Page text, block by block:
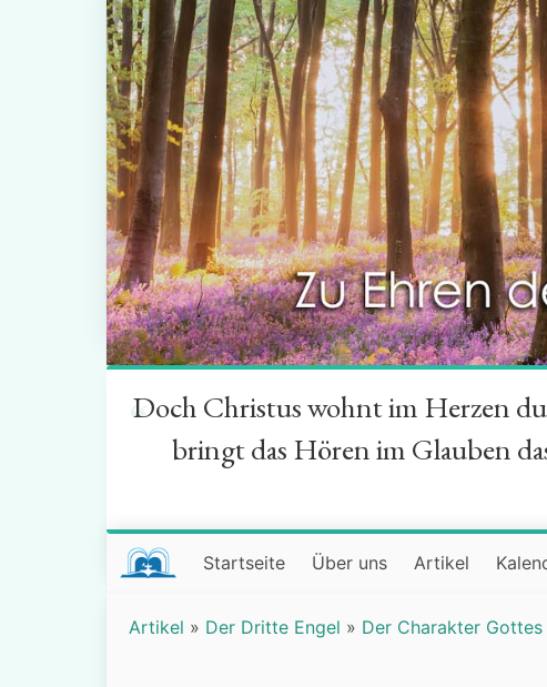
“
Doch Christus wohnt im Herzen
bringt das Hören im Glauben
Startseite Über uns Artikel
Artikel » Der Dritte Engel » Der Charakter Gottes